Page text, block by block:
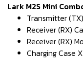
Lark M2S Mini
Transmitter
Receiver (RX)
Receiver (RX)
Charging Case